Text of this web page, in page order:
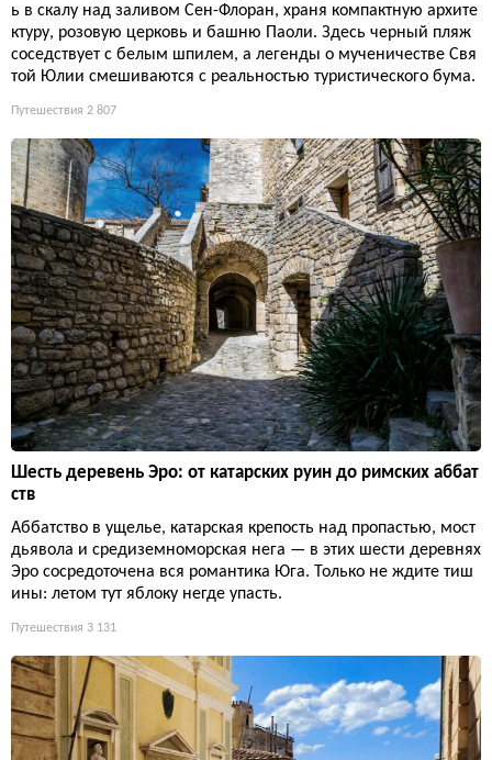
ь в скалу над заливом Сен-Флоран, храня компактную архите
ктуру, розовую церковь и башню Паоли. Здесь черный пляж
соседствует с белым шпилем, а легенды о мученичестве Свя
той Юлии смешиваются с реальностью туристического бума.
Путешествия 2 807
Шесть деревень Эро: от катарских руин до римских аббат
ств
Аббатство в ущелье, катарская крепость над пропастью, мост
дьявола и средиземноморская нега — в этих шести деревнях
Эро сосредоточена вся романтика Юга. Только не ждите тиш
ины: летом тут яблоку негде упасть.
Путешествия 3 131